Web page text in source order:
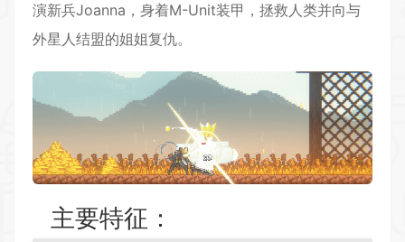
演新兵Joanna，身着M-Unit装甲，拯救人类并向与
外星人结盟的姐姐复仇。
主要特征：